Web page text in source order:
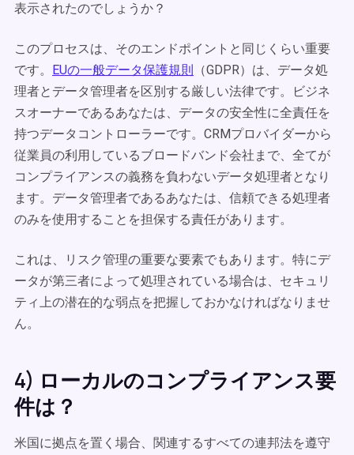
表示されたのでしょうか？
このプロセスは、そのエンドポイントと同じくらい重要
です。 EUの一般データ保護規則 （GDPR）は、データ処
理者とデータ管理者を区別する厳しい法律です。ビジネ
スオーナーであるあなたは、データの安全性に全責任を
持つデータコントローラーです。CRMプロバイダーから
従業員の利用しているブロードバンド会社まで、全てが
コンプライアンスの義務を負わないデータ処理者となり
ます。データ管理者であるあなたは、信頼できる処理者
のみを使用することを担保する責任があります。
これは、リスク管理の重要な要素でもあります。特にデ
ータが第三者によって処理されている場合は、セキュリ
ティ上の潜在的な弱点を把握しておかなければなりませ
ん。
4) ローカルのコンプライアンス要
件は？
米国に拠点を置く場合、関連するすべての連邦法を遵守